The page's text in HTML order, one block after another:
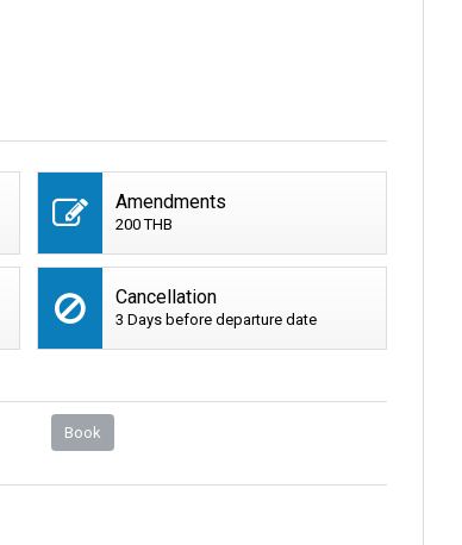
Amendments
200 THB
Cancellation
3 Days before departure date
Book